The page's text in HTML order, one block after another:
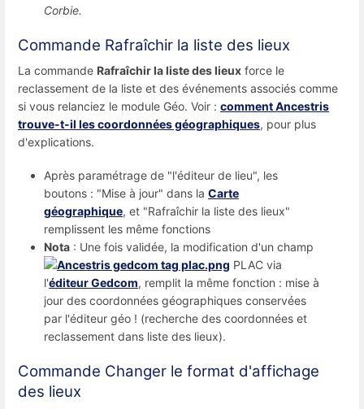
Corbie.
Commande Rafraîchir la liste des lieux
La commande Rafraîchir la liste des lieux force le
reclassement de la liste et des événements associés comme
si vous relanciez le module Géo. Voir : comment Ancestris
trouve-t-il les coordonnées géographiques, pour plus
d'explications.
Après paramétrage de "l'éditeur de lieu", les
boutons : "Mise à jour" dans la Carte
géographique, et "Rafraîchir la liste des lieux"
remplissent les même fonctions
Nota : Une fois validée, la modification d'un champ
PLAC via
l'éditeur Gedcom, remplit la même fonction : mise à
jour des coordonnées géographiques conservées
par l'éditeur géo ! (recherche des coordonnées et
reclassement dans liste des lieux).
Commande Changer le format d'affichage
des lieux